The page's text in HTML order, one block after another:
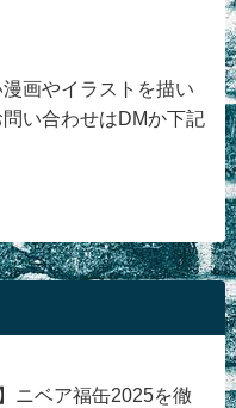
画やイラストを描い
い合わせはDMか下記
ニベア福缶2025を徹